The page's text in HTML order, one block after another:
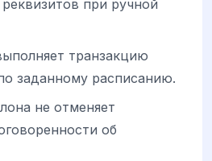
при ручной
транзакцию
заданному расписанию.
не отменяет
об